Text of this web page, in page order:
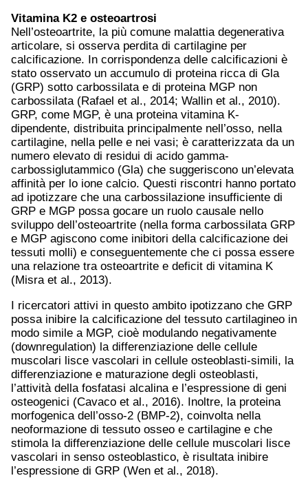
Vitamina K2 e osteoartrosi
Nell’osteoartrite, la più comune malattia degenerativa
articolare, si osserva perdita di cartilagine per
calcificazione. In corrispondenza delle calcificazioni è
stato osservato un accumulo di proteina ricca di Gla
(GRP) sotto carbossilata e di proteina MGP non
carbossilata (Rafael et al., 2014; Wallin et al., 2010).
GRP, come MGP, è una proteina vitamina K-
dipendente, distribuita principalmente nell’osso, nella
cartilagine, nella pelle e nei vasi; è caratterizzata da un
numero elevato di residui di acido gamma-
carbossiglutammico (Gla) che suggeriscono un’elevata
affinità per lo ione calcio. Questi riscontri hanno portato
ad ipotizzare che una carbossilazione insufficiente di
GRP e MGP possa gocare un ruolo causale nello
sviluppo dell’osteoartrite (nella forma carbossilata GRP
e MGP agiscono come inibitori della calcificazione dei
tessuti molli) e conseguentemente che ci possa essere
una relazione tra osteoartrite e deficit di vitamina K
(Misra et al., 2013).
I ricercatori attivi in questo ambito ipotizzano che GRP
possa inibire la calcificazione del tessuto cartilagineo in
modo simile a MGP, cioè modulando negativamente
(downregulation) la differenziazione delle cellule
muscolari lisce vascolari in cellule osteoblasti-simili, la
differenziazione e maturazione degli osteoblasti,
l’attività della fosfatasi alcalina e l’espressione di geni
osteogenici (Cavaco et al., 2016). Inoltre, la proteina
morfogenica dell’osso-2 (BMP-2), coinvolta nella
neoformazione di tessuto osseo e cartilagine e che
stimola la differenziazione delle cellule muscolari lisce
vascolari in senso osteoblastico, è risultata inibire
l’espressione di GRP (Wen et al., 2018).